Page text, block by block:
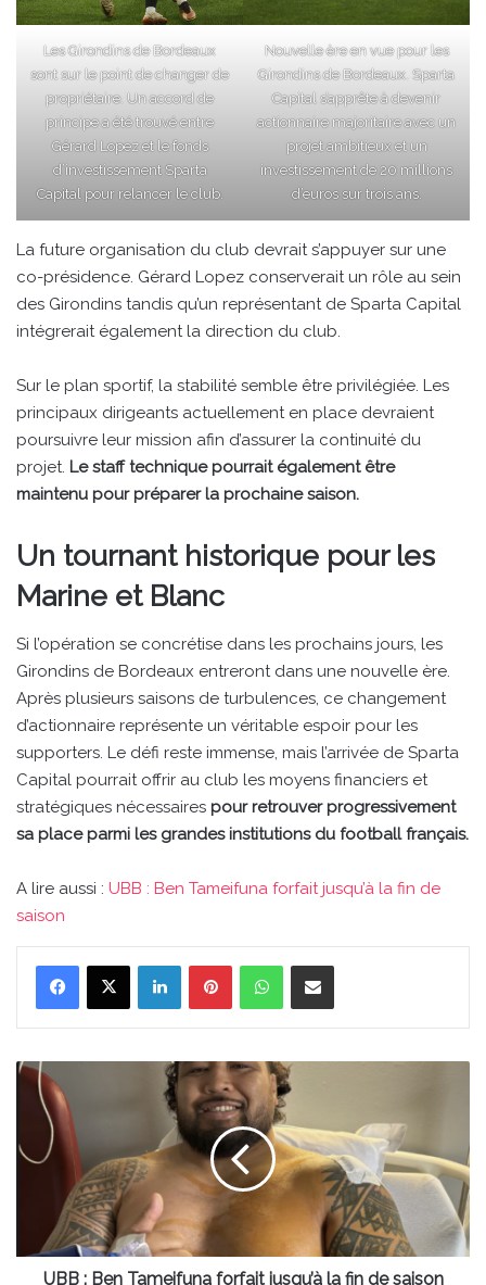
Les Girondins de Bordeaux
sont sur le point de changer de
propriétaire. Un accord de
principe a été trouvé entre
Gérard Lopez et le fonds
d’investissement Sparta
Capital pour relancer le club.
Nouvelle ère en vue pour les
Girondins de Bordeaux. Sparta
Capital s’apprête à devenir
actionnaire majoritaire avec un
projet ambitieux et un
investissement de 20 millions
d’euros sur trois ans.
La future organisation du club devrait s’appuyer sur une
co-présidence. Gérard Lopez conserverait un rôle au sein
des Girondins tandis qu’un représentant de Sparta Capital
intégrerait également la direction du club.
Sur le plan sportif, la stabilité semble être privilégiée. Les
principaux dirigeants actuellement en place devraient
poursuivre leur mission afin d’assurer la continuité du
projet. Le staff technique pourrait également être
maintenu pour préparer la prochaine saison.
Un tournant historique pour les
Marine et Blanc
Si l’opération se concrétise dans les prochains jours, les
Girondins de Bordeaux entreront dans une nouvelle ère.
Après plusieurs saisons de turbulences, ce changement
d’actionnaire représente un véritable espoir pour les
supporters. Le défi reste immense, mais l’arrivée de Sparta
Capital pourrait offrir au club les moyens financiers et
stratégiques nécessaires pour retrouver progressivement
sa place parmi les grandes institutions du football français.
A lire aussi : UBB : Ben Tameifuna forfait jusqu’à la fin de
saison
LinkedinPinterestWhatsAppPartager par email
UBB
Tameifuna
forfait
de
saisonUBB : Ben Tameifuna forfait jusqu’à la fin de saison